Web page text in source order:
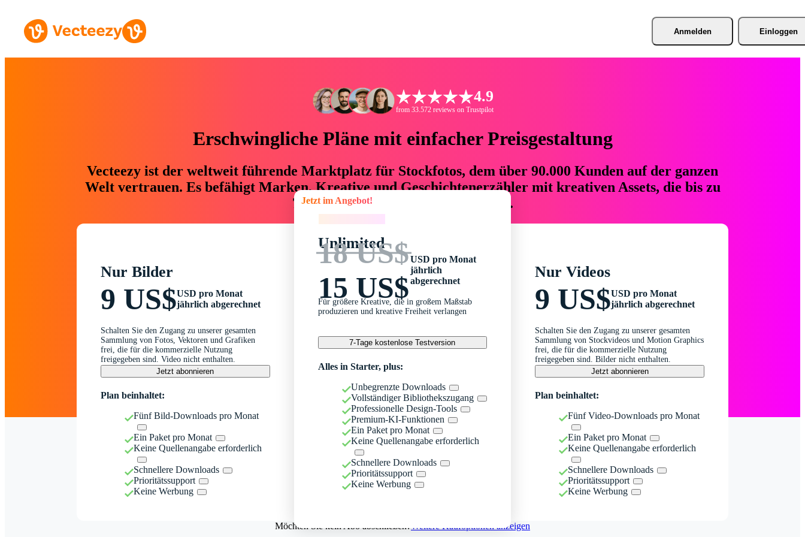
Anmelden Einloggen
4.9
from 33.572 reviews on Trustpilot
Erschwingliche Pläne mit einfacher Preisgestaltung
Vecteezy ist der weltweit führende Marktplatz für Stockfotos, dem über 90.000 Kunden auf der ganzen
Welt vertrauen. Es befähigt Marken, Kreative und Geschichtenerzähler mit kreativen Assets, die bis zu
76 % an Zeit und Budget einsparen.
Nur Bilder
9 US$USD pro Monat
jährlich abgerechnet
Schalten Sie den Zugang zu unserer gesamten
Sammlung von Fotos, Vektoren und Grafiken
frei, die für die kommerzielle Nutzung
freigegeben sind. Video nicht enthalten.
Jetzt abonnieren
Plan beinhaltet:
Fünf Bild-Downloads pro Monat
Ein Paket pro Monat
Keine Quellenangabe erforderlich
Schnellere Downloads
Prioritätssupport
Keine Werbung
Jetzt im Angebot!
Unlimited
18 US$
15 US$
USD pro Monat
jährlich
abgerechnet
Für größere Kreative, die in großem Maßstab
produzieren und kreative Freiheit verlangen
7-Tage kostenlose Testversion
Alles in Starter, plus:
Unbegrenzte Downloads
Vollständiger Bibliothekszugang
Professionelle Design-Tools
Premium-KI-Funktionen
Ein Paket pro Monat
Keine Quellenangabe erforderlich
Schnellere Downloads
Prioritätssupport
Keine Werbung
Nur Videos
9 US$USD pro Monat
jährlich abgerechnet
Schalten Sie den Zugang zu unserer gesamten
Sammlung von Stockvideos und Motion Graphics
frei, die für die kommerzielle Nutzung
freigegeben sind. Bilder nicht enthalten.
Jetzt abonnieren
Plan beinhaltet:
Fünf Video-Downloads pro Monat
Ein Paket pro Monat
Keine Quellenangabe erforderlich
Schnellere Downloads
Prioritätssupport
Keine Werbung
Möchten Sie kein Abo abschließen?Weitere Kaufoptionen anzeigen